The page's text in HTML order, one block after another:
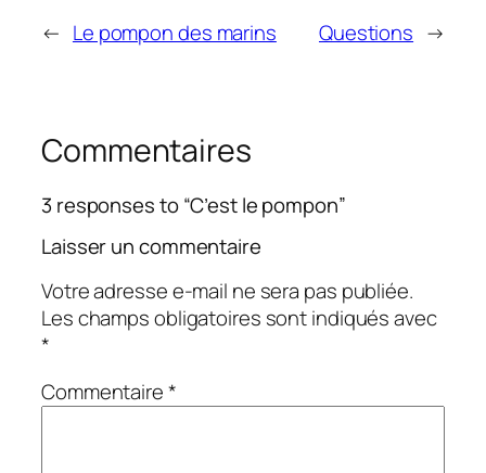
← Le pompon des marins Questions →
Commentaires
3 responses to “C’est le pompon”
Laisser un commentaire
Votre adresse e-mail ne sera pas publiée.
Les champs obligatoires sont indiqués avec
*
Commentaire*